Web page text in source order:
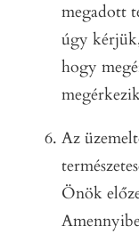
megadott
úgy
hogy
Az
Önök